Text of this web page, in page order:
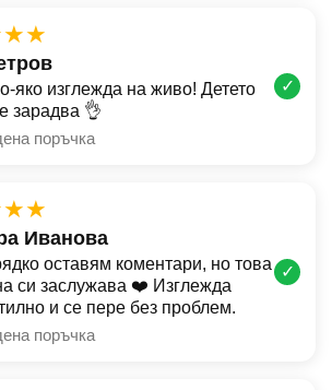
яко изглежда на живо! Детето
зарадва 👌
поръчка
✓
Иванова
оставям коментари, но това
си заслужава ❤️ Изглежда
и се пере без проблем.
поръчка
✓